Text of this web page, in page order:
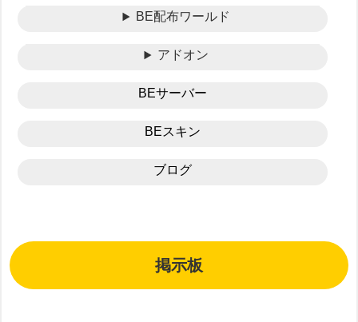
BE配布ワールド
アドオン
BEサーバー
BEスキン
ブログ
掲示板